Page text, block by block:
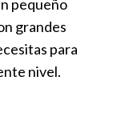
pequeño
grandes
para
nivel.